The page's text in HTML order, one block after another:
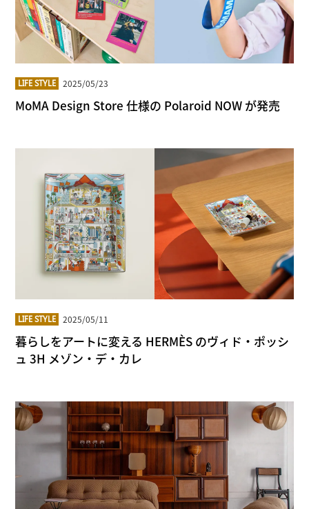
LIFE STYLE 2025/05/23
MoMA Design Store 仕様の Polaroid NOW が発売
LIFE STYLE 2025/05/11
暮らしをアートに変える HERMÈS のヴィド・ポッシ
ュ 3H メゾン・デ・カレ